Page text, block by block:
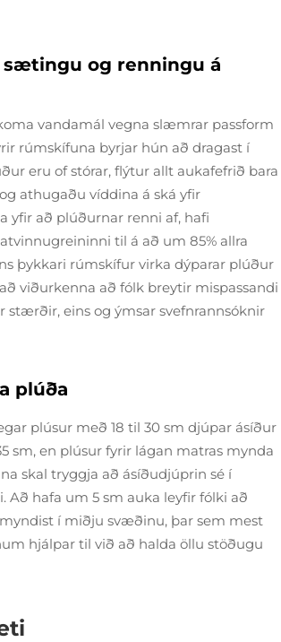
og renningu á
vandamál vegna slæmrar passform
rúmskífuna byrjar hún að dragast í
eru of stórar, flýtur allt aukafefrið bara
athugaðu víddina á ská yfir
yfir að plúðurnar renni af, hafi
til á að um 85% allra
þykkari rúmskífur virka dýparar plúður
viðurkenna að fólk breytir mispassandi
eins og ýmsar svefnrannsóknir
plúða
plúsur með 18 til 30 sm djúpar ásíður
sm, en plúsur fyrir lágan matras mynda
skal tryggja að ásíðudjúprin sé í
hafa um 5 sm auka leyfir fólki að
í miðju svæðinu, þar sem mest
hjálpar til við að halda öllu stöðugu